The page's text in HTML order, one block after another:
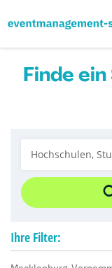
Finde
Ihre Filter: